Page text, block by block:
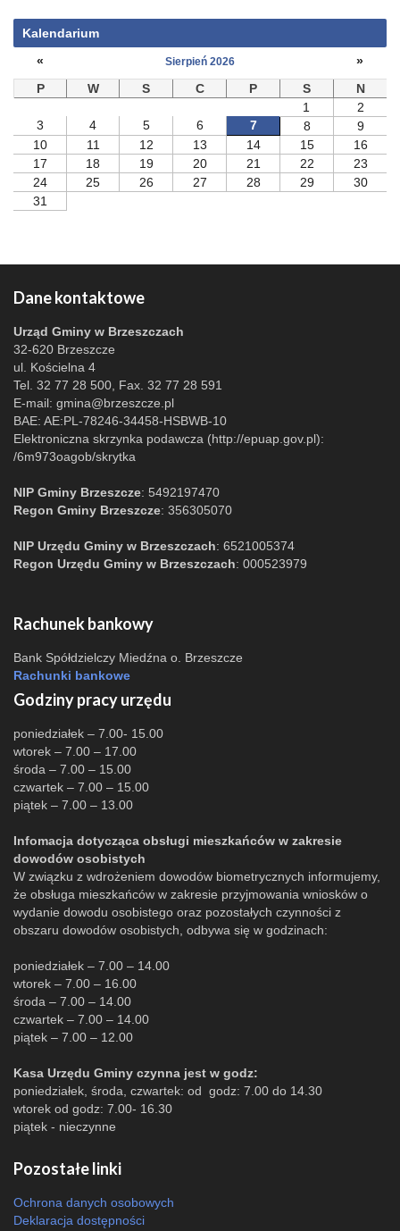
Kalendarium
«
Sierpień 2026
»
P
W S C P S
N
1
2
3
4 5 6 7 8
9
10
11 12 13 14 15
16
17
18 19 20 21 22
23
24
25 26 27 28 29
30
31
Dane kontaktowe
Urząd Gminy w Brzeszczach
32-620 Brzeszcze
ul. Kościelna 4
Tel. 32 77 28 500, Fax. 32 77 28 591
E-mail: gmina@brzeszcze.pl
BAE: AE:PL-78246-34458-HSBWB-10
Elektroniczna skrzynka podawcza (http://epuap.gov.pl):
/6m973oagob/skrytka
NIP Gminy Brzeszcze: 5492197470
Regon Gminy Brzeszcze: 356305070
NIP Urzędu Gminy w Brzeszczach: 6521005374
Regon Urzędu Gminy w Brzeszczach: 000523979
Rachunek bankowy
Bank Spółdzielczy Miedźna o. Brzeszcze
Rachunki bankowe
Godziny pracy urzędu
poniedziałek – 7.00- 15.00
wtorek – 7.00 – 17.00
środa – 7.00 – 15.00
czwartek – 7.00 – 15.00
piątek – 7.00 – 13.00
Infomacja dotycząca obsługi mieszkańców w zakresie
dowodów osobistych
W związku z wdrożeniem dowodów biometrycznych informujemy,
że obsługa mieszkańców w zakresie przyjmowania wniosków o
wydanie dowodu osobistego oraz pozostałych czynności z
obszaru dowodów osobistych, odbywa się w godzinach:
poniedziałek – 7.00 – 14.00
wtorek – 7.00 – 16.00
środa – 7.00 – 14.00
czwartek – 7.00 – 14.00
piątek – 7.00 – 12.00
Kasa Urzędu Gminy czynna jest w godz:
poniedziałek, środa, czwartek: od godz: 7.00 do 14.30
wtorek od godz: 7.00- 16.30
piątek - nieczynne
Pozostałe linki
Ochrona danych osobowych
Deklaracja dostępności